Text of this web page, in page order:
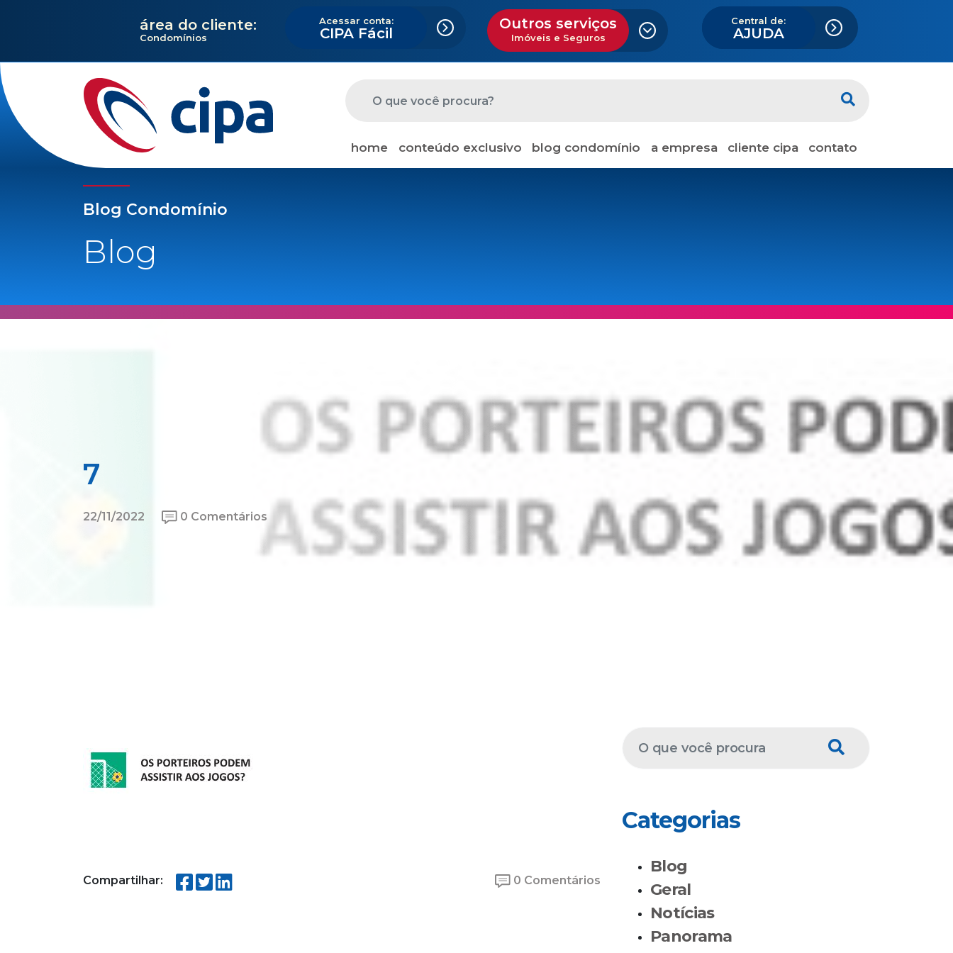
área do cliente:
Condomínios
Acessar conta:
CIPA Fácil
Outros serviços
Imóveis e Seguros
Central de:
AJUDA
home conteúdo exclusivo blog condomínio a empresa cliente cipa contato
Blog Condomínio
Blog
7
22/11/2022 0 Comentários
Compartilhar: 0 Comentários
Categorias
Blog
Geral
Notícias
Panorama